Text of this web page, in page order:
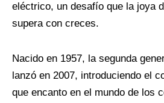
eléctrico, un desafío que la joya
supera con creces.
Nacido en 1957, la segunda
lanzó en 2007, introduciendo el
que encanto en el mundo de los